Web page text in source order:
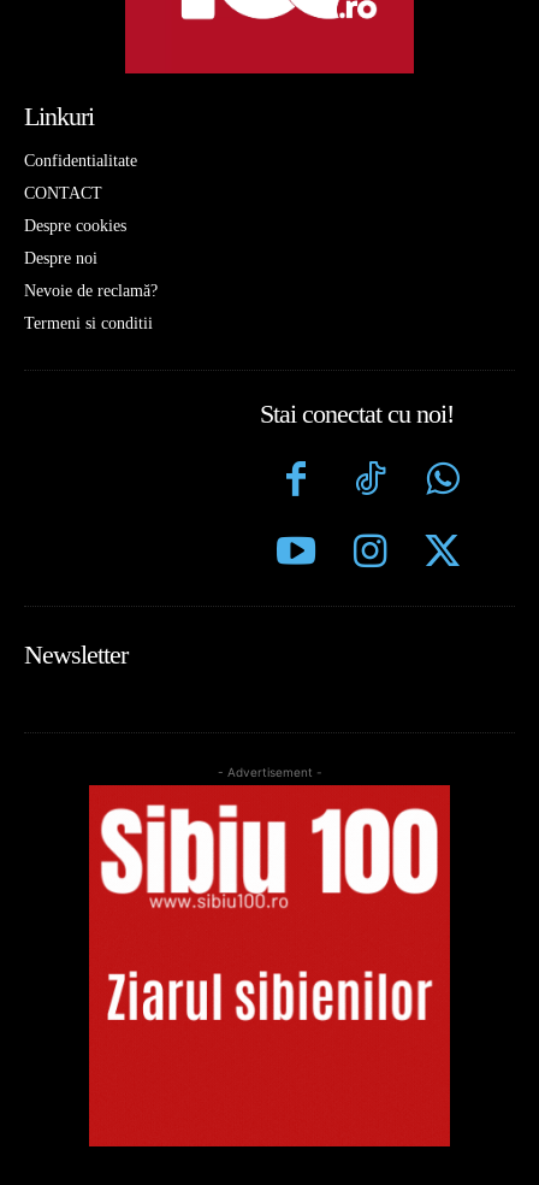
Linkuri
Confidentialitate
CONTACT
Despre cookies
Despre noi
Nevoie de reclamă?
Termeni si conditii
Stai conectat cu noi!
Newsletter
- Advertisement -